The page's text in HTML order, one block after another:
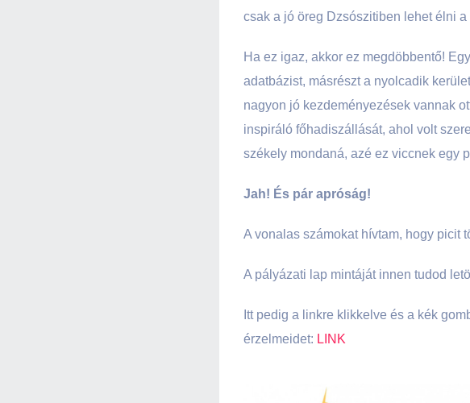
csak a jó öreg Dzsószitiben lehet élni
Ha ez igaz, akkor ez megdöbbentő!
adatbázist, másrészt a nyolcadik
nagyon jó kezdeményezések vannak
inspiráló főhadiszállását, ahol volt
székely mondaná, azé ez viccnek egy
Jah! És pár apróság!
A vonalas számokat hívtam, hogy picit
A pályázati lap mintáját innen tudod
Itt pedig a linkre klikkelve és a kék
érzelmeidet: LINK